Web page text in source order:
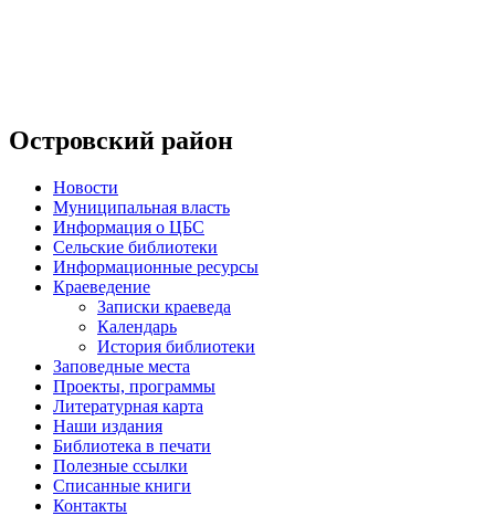
Островский район
Новости
Муниципальная власть
Информация о ЦБС
Сельские библиотеки
Информационные ресурсы
Краеведение
Записки краеведа
Календарь
История библиотеки
Заповедные места
Проекты, программы
Литературная карта
Наши издания
Библиотека в печати
Полезные ссылки
Списанные книги
Контакты